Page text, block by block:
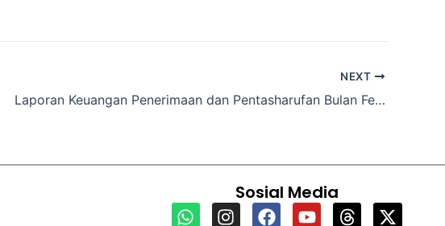
NEXT
Laporan Keuangan Penerimaan dan Pentasharufan Bulan Februari 2026​
W
I
F
Y
T
X
Sosial Media